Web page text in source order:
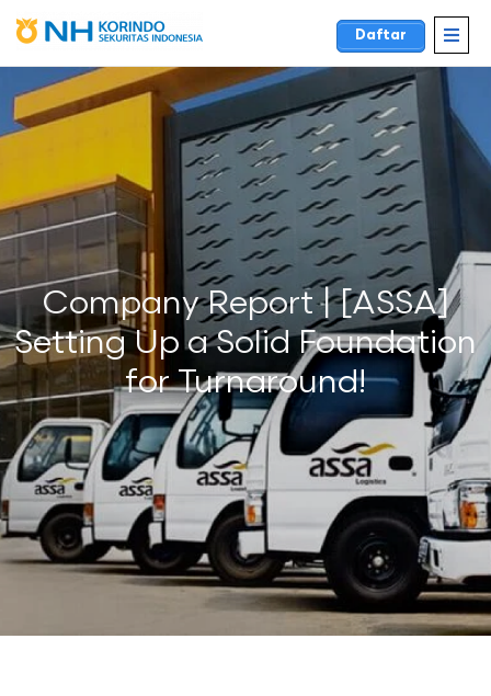
Daftar
Company Report | [ASSA]
Setting Up a Solid Foundation
for Turnaround!